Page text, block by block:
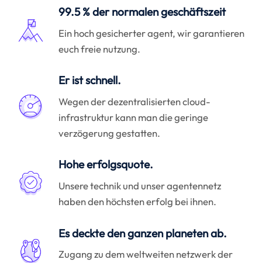
99.5 % der normalen geschäftszeit
Ein hoch gesicherter agent, wir garantieren
euch freie nutzung.
Er ist schnell.
Wegen der dezentralisierten cloud-
infrastruktur kann man die geringe
verzögerung gestatten.
Hohe erfolgsquote.
Unsere technik und unser agentennetz
haben den höchsten erfolg bei ihnen.
Es deckte den ganzen planeten ab.
Zugang zu dem weltweiten netzwerk der